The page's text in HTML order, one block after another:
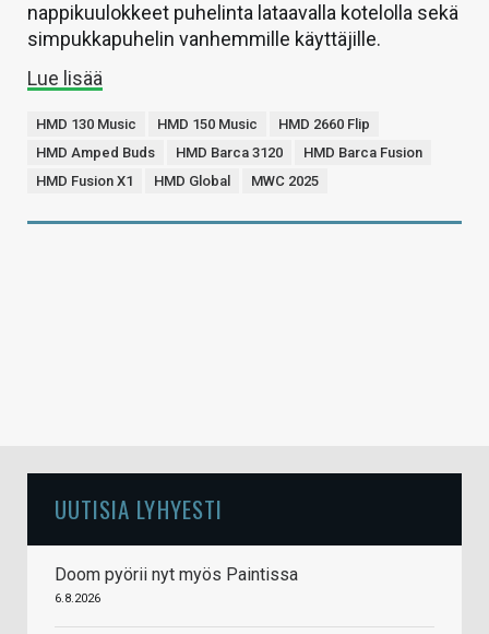
nappikuulokkeet puhelinta lataavalla kotelolla sekä
simpukkapuhelin vanhemmille käyttäjille.
Lue lisää
HMD 130 Music HMD 150 Music
HMD 2660 Flip
HMD Amped Buds
HMD Barca 3120
HMD Barca Fusion
HMD Fusion X1
HMD Global MWC 2025
UUTISIA LYHYESTI
Doom pyörii nyt myös Paintissa
6.8.2026